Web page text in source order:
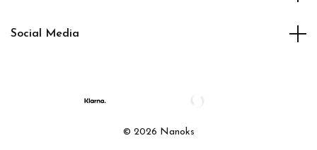
Social Media
© 2026 Nanoks